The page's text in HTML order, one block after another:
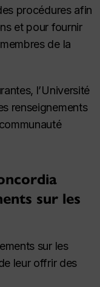
procédures afin
et pour fournir
de la
l’Université
renseignements
sur les
sur les
leur offrir des